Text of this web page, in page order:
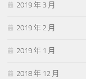
2019 年 3 月
2019 年 2 月
2019 年 1 月
2018 年 12 月